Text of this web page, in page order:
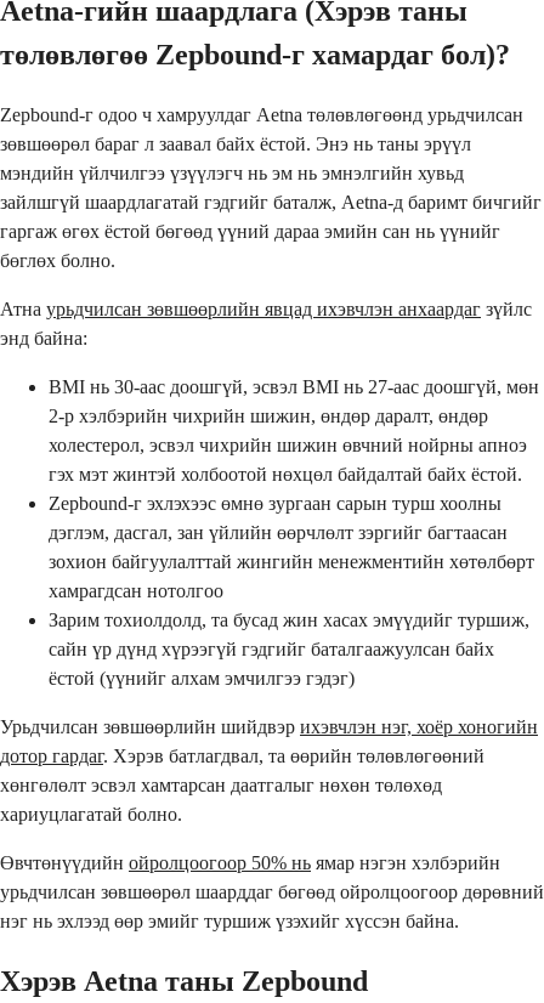
Aetna-гийн шаардлага (Хэрэв таны
төлөвлөгөө Zepbound-г хамардаг бол)?
Zepbound-г одоо ч хамруулдаг Aetna төлөвлөгөөнд урьдчилсан
зөвшөөрөл бараг л заавал байх ёстой. Энэ нь таны эрүүл
мэндийн үйлчилгээ үзүүлэгч нь эм нь эмнэлгийн хувьд
зайлшгүй шаардлагатай гэдгийг баталж, Aetna-д баримт бичгийг
гаргаж өгөх ёстой бөгөөд үүний дараа эмийн сан нь үүнийг
бөглөх болно.
Атна урьдчилсан зөвшөөрлийн явцад ихэвчлэн анхаардаг зүйлс
энд байна:
BMI нь 30-аас доошгүй, эсвэл BMI нь 27-аас доошгүй, мөн
2-р хэлбэрийн чихрийн шижин, өндөр даралт, өндөр
холестерол, эсвэл чихрийн шижин өвчний нойрны апноэ
гэх мэт жинтэй холбоотой нөхцөл байдалтай байх ёстой.
Zepbound-г эхлэхээс өмнө зургаан сарын турш хоолны
дэглэм, дасгал, зан үйлийн өөрчлөлт зэргийг багтаасан
зохион байгуулалттай жингийн менежментийн хөтөлбөрт
хамрагдсан нотолгоо
Зарим тохиолдолд, та бусад жин хасах эмүүдийг туршиж,
сайн үр дүнд хүрээгүй гэдгийг баталгаажуулсан байх
ёстой (үүнийг алхам эмчилгээ гэдэг)
Урьдчилсан зөвшөөрлийн шийдвэр ихэвчлэн нэг, хоёр хоногийн
дотор гардаг. Хэрэв батлагдвал, та өөрийн төлөвлөгөөний
хөнгөлөлт эсвэл хамтарсан даатгалыг нөхөн төлөхөд
хариуцлагатай болно.
Өвчтөнүүдийн ойролцоогоор 50% нь ямар нэгэн хэлбэрийн
урьдчилсан зөвшөөрөл шаарддаг бөгөөд ойролцоогоор дөрөвний
нэг нь эхлээд өөр эмийг туршиж үзэхийг хүссэн байна.
Хэрэв Aetna таны Zepbound